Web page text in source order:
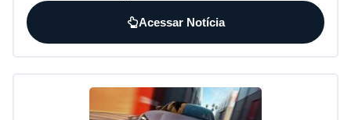
Acessar Notícia